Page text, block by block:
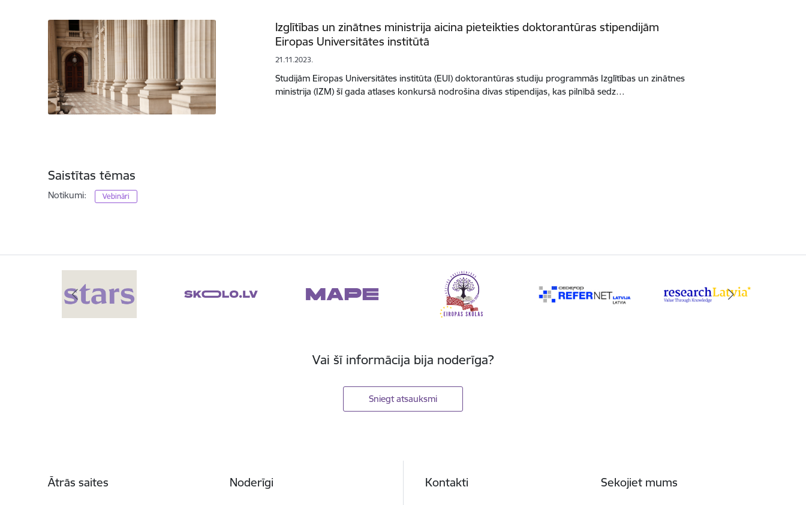
Izglītības un zinātnes ministrija aicina pieteikties doktorantūras stipendijām
Eiropas Universitātes institūtā
21.11.2023.
Studijām Eiropas Universitātes institūta (EUI) doktorantūras studiju programmās Izglītības un zinātnes
ministrija (IZM) šī gada atlases konkursā nodrošina divas stipendijas, kas pilnībā sedz…
Saistītas tēmas
Notikumi: Vebināri
Vai šī informācija bija noderīga?
Sniegt atsauksmi
Ātrās saites Noderīgi Kontakti Sekojiet mums